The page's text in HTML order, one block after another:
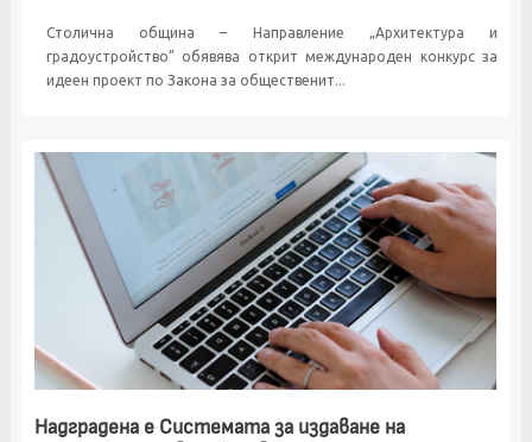
Столична община – Направление „Архитектура и
градоустройство” обявява открит международен конкурс за
идеен проект по Закона за общественит...
Надградена е Системата за издаване на